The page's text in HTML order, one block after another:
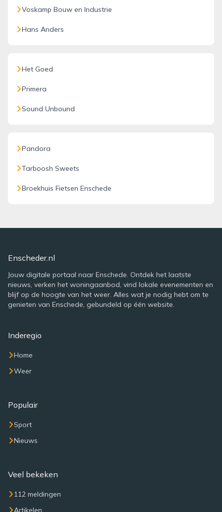
Voskamp Bouw en Industrie
Hans Anders
Het Goed
Primera
Sound Unbound
Pandora
Tarboosh Sweets
Broekhuis Fietsen Enschede
Enscheder.nl
Jouw digitale portaal naar Enschede. Ontdek het laatste
nieuws, verken het woningaanbod, vind lokale evenementen en
blijf op de hoogte van het weer. Alles wat je nodig hebt om te
genieten van Enschede, gebundeld op één website.
Inderegio
Home
Weer
Populair
Sport
Nieuws
Veel bekeken
112 meldingen
Artikelen